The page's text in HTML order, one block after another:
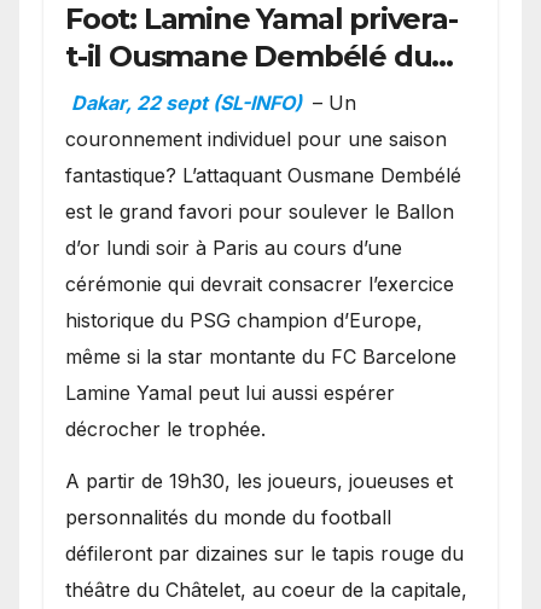
Foot: Lamine Yamal privera-
t-il Ousmane Dembélé du
Ballon d’or ?
Dakar, 22 sept (SL-INFO) – Un
couronnement individuel pour une saison
fantastique? L’attaquant Ousmane Dembélé
est le grand favori pour soulever le Ballon
d’or lundi soir à Paris au cours d’une
cérémonie qui devrait consacrer l’exercice
historique du PSG champion d’Europe,
même si la star montante du FC Barcelone
Lamine Yamal peut lui aussi espérer
décrocher le trophée.
A partir de 19h30, les joueurs, joueuses et
personnalités du monde du football
défileront par dizaines sur le tapis rouge du
théâtre du Châtelet, au coeur de la capitale,